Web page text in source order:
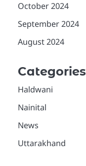
October 2024
September 2024
August 2024
Categories
Haldwani
Nainital
News
Uttarakhand